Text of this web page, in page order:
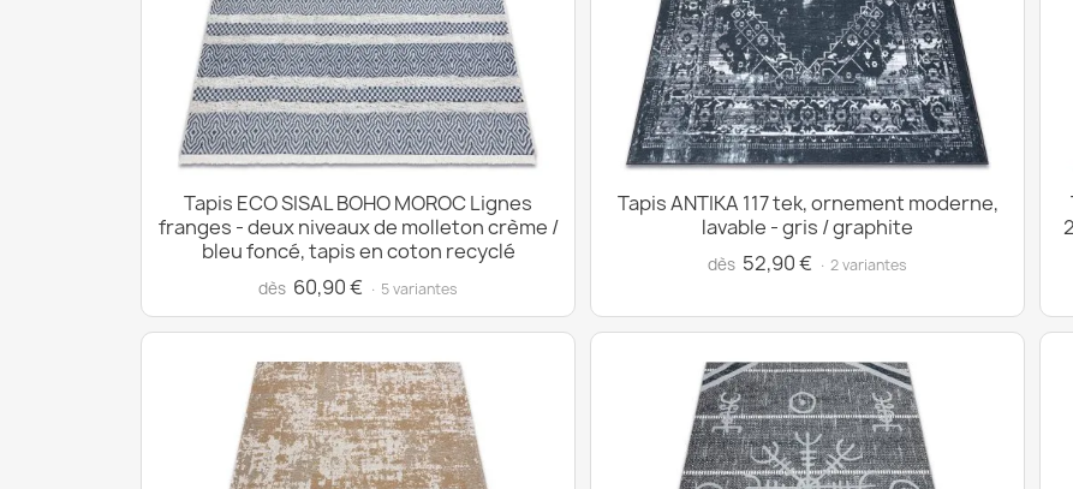
Tapis ECO SISAL BOHO MOROC Lignes
franges - deux niveaux de molleton crème /
bleu foncé, tapis en coton recyclé
dès 60,90 € · 5 variantes
Tapis ANTIKA 117 tek, ornement moderne,
lavable - gris / graphite
dès 52,90 € · 2 variantes